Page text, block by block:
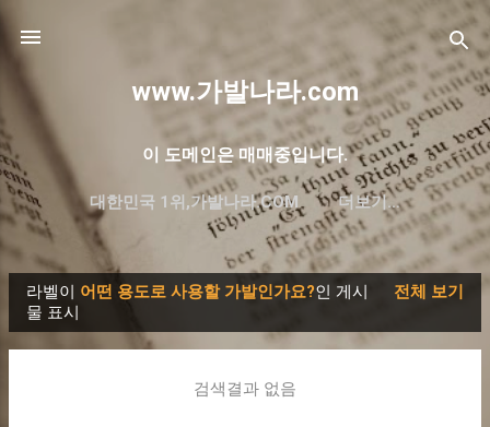
www.가발나라.com
이 도메인은 매매중입니다.
대한민국 1위,가발나라.COM 더보기…
프리미엄 한글 도메인 대방출
글
라벨이 어떤 용도로 사용할 가발인가요?인 게시
물 표시
전체 보기
검색결과 없음